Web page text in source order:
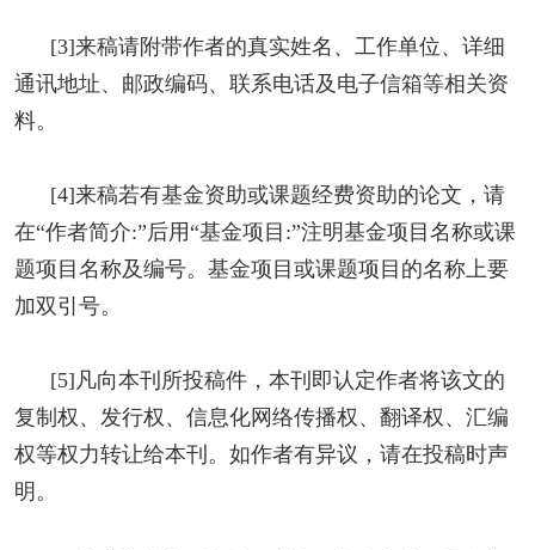
[3]来稿请附带作者的真实姓名、工作单位、详细
通讯地址、邮政编码、联系电话及电子信箱等相关资
料。
[4]来稿若有基金资助或课题经费资助的论文，请
在“作者简介:”后用“基金项目:”注明基金项目名称或课
题项目名称及编号。基金项目或课题项目的名称上要
加双引号。
[5]凡向本刊所投稿件，本刊即认定作者将该文的
复制权、发行权、信息化网络传播权、翻译权、汇编
权等权力转让给本刊。如作者有异议，请在投稿时声
明。